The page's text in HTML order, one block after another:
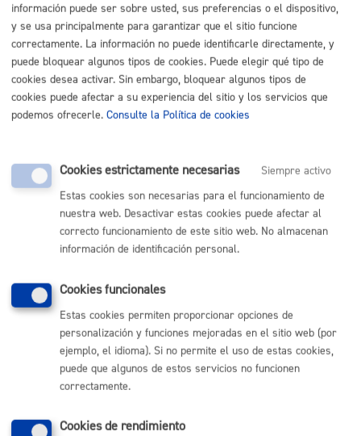
Inscripciones - Registros
Deporte, cultura, euskera, música, educación,
juventud, medio ambiente, igualdad, cooperación,
DDHH, diversidad
planeamiento, ejecución urbanística, vía pública, venta
ambulante
Padrón - Datos personales
renovaciones, modificaciones y volantes de padrón
Relaciones con la ciudadanía
Consultas, participación, bibliotecas, archivo, carnets,
tarjetas,certificados, reclamaciones, recursos,
información puede ser sobre usted, sus preferencias o el dispositivo,
y se usa principalmente para garantizar que el sitio funcione
correctamente. La información no puede identificarle directamente, y
puede bloquear algunos tipos de cookies. Puede elegir qué tipo de
cookies desea activar. Sin embargo, bloquear algunos tipos de
cookies puede afectar a su experiencia del sitio y los servicios que
podemos ofrecerle. Consulte la Política de cookies
Cookies estrictamente necesarias
Siempre activo
Estas cookies son necesarias para el funcionamiento de
nuestra web. Desactivar estas cookies puede afectar al
correcto funcionamiento de este sitio web. No almacenan
información de identificación personal.
Cookies funcionales
Estas cookies permiten proporcionar opciones de
personalización y funciones mejoradas en el sitio web (por
ejemplo, el idioma). Si no permite el uso de estas cookies,
puede que algunos de estos servicios no funcionen
correctamente.
Cookies de rendimiento